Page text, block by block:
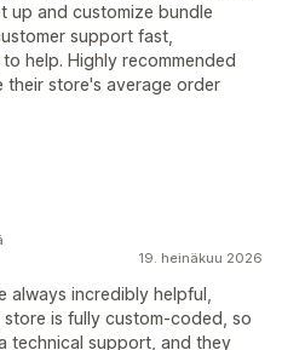
up and customize bundle
support fast,
help. Highly recommended
store's average order
19. heinäkuu 2026
always incredibly helpful,
is fully custom-coded, so
technical support, and they